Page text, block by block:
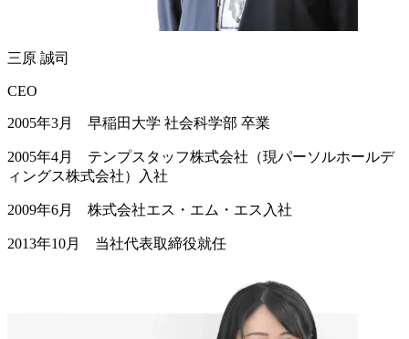
三原 誠司
CEO
2005年3月 早稲田大学 社会科学部 卒業
2005年4月 テンプスタッフ株式会社（現パーソルホールデ
ィングス株式会社）入社
2009年6月 株式会社エス・エム・エス入社
2013年10月 当社代表取締役就任